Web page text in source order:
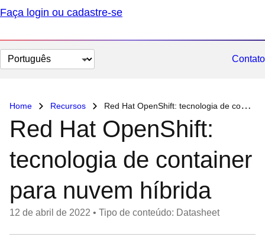
Faça login ou cadastre-se
Selecionar
idioma
Contato
Home Recursos Red Hat OpenShift: tecnologia de container para nuvem híbrida
Red Hat OpenShift:
tecnologia de container
para nuvem híbrida
12 de abril de 2022 • Tipo de conteúdo: Datasheet